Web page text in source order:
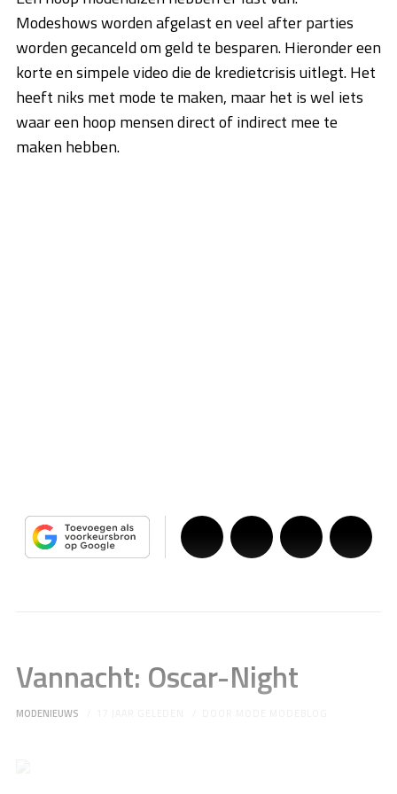
Modeshows worden afgelast en veel after parties
worden gecanceld om geld te besparen. Hieronder een
korte en simpele video die de kredietcrisis uitlegt. Het
heeft niks met mode te maken, maar het is wel iets
waar een hoop mensen direct of indirect mee te
maken hebben.
Vannacht: Oscar-Night
MODENIEUWS